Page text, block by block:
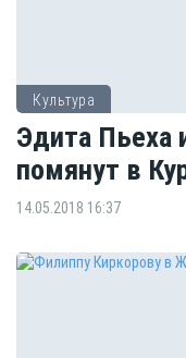
Культура
Эдита Пьеха
помянут в
14.05.2018 16:37